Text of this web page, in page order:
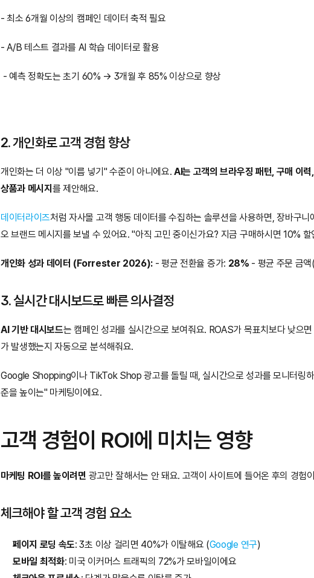
- 최소 6개월 이상의 캠페인 데이터 축적 필요
- A/B 테스트 결과를 AI 학습 데이터로 활용
- 예측 정확도는 초기 60% → 3개월 후 85% 이상으로 향상
2. 개인화로 고객 경험 향상
개인화는 더 이상 "이름 넣기" 수준이 아니에요. AI는 고객의 브라우징 패턴, 구매 이
상품과 메시지 를 제안해요.
데이터라이즈처럼 자사몰 고객 행동 데이터를 수집하는 솔루션을 사용하면, 장바구
오 브랜드 메시지를 보낼 수 있어요. "아직 고민 중이신가요? 지금 구매하시면 10%
개인화 성과 데이터 (Forrester 2026): - 평균 전환율 증가: 28% - 평균 주문 금
3. 실시간 대시보드로 빠른 의사결정
AI 기반 대시보드는 캠페인 성과를 실시간으로 보여줘요. ROAS가 목표치보다 낮으
가 발생했는지 자동으로 분석해줘요.
Google Shopping이나 TikTok Shop 광고를 돌릴 때, 실시간으로 성과를 모니터링
준을 높이는" 마케팅이에요.
고객 경험이 ROI에 미치는 영향
마케팅 ROI를 높이려면 광고만 잘해서는 안 돼요. 고객이 사이트에 들어온 후의 경험
체크해야 할 고객 경험 요소
페이지 로딩 속도: 3초 이상 걸리면 40%가 이탈해요 (Google 연구)
모바일 최적화: 미국 이커머스 트래픽의 72%가 모바일이에요